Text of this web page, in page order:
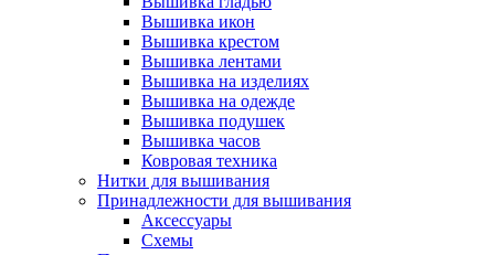
Вышивка икон
Вышивка крестом
Вышивка лентами
Вышивка на изделиях
Вышивка на одежде
Вышивка подушек
Вышивка часов
Ковровая техника
Нитки для вышивания
Принадлежности для вышивания
Аксессуары
Схемы